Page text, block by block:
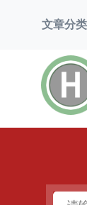
文章分类